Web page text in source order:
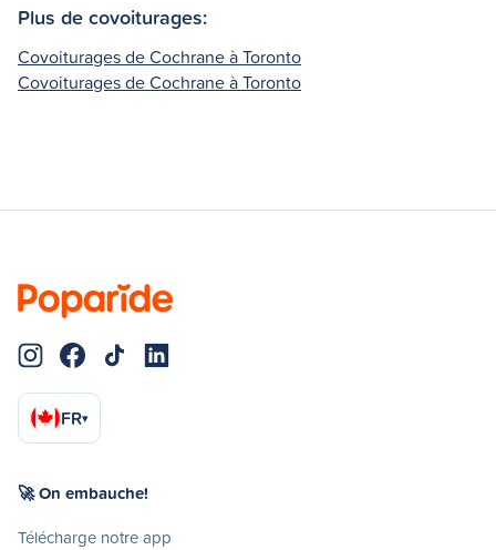
Plus de covoiturages:
Covoiturages de Cochrane à Toronto
Covoiturages de Cochrane à Toronto
FR▾
🚀 On embauche!
Télécharge notre app